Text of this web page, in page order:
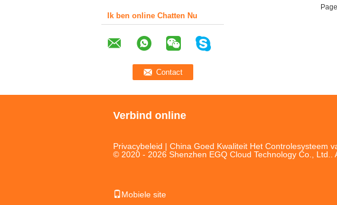
Ik ben online Chatten Nu
Verbind online
Privacybeleid | China Goed Kwaliteit Het Controlesysteem
© 2020 - 2026 Shenzhen EGQ Cloud Technology Co., Ltd..
Mobiele site